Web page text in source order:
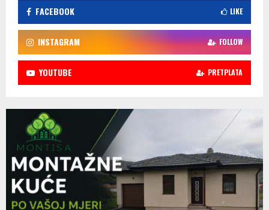
FACEBOOK LIKE
INSTAGRAM FOLLOW
YOUTUBE PRETPLATA